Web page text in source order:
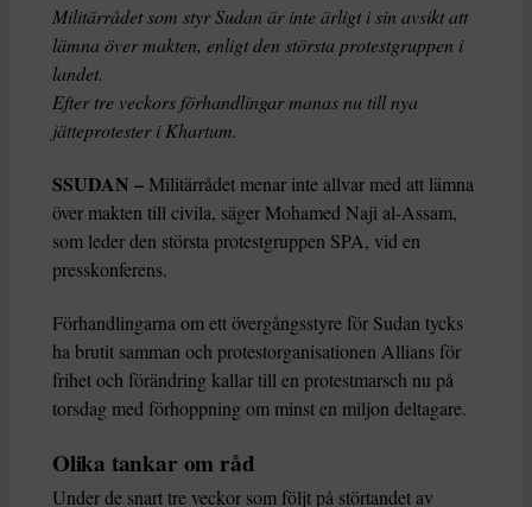
Militärrådet som styr Sudan är inte ärligt i sin avsikt att
lämna över makten, enligt den största protestgruppen i
landet.
Efter tre veckors förhandlingar manas nu till nya
jätteprotester i Khartum.
SSUDAN – Militärrådet menar inte allvar med att lämna
över makten till civila, säger Mohamed Naji al-Assam,
som leder den största protestgruppen SPA, vid en
presskonferens.
Förhandlingarna om ett övergångsstyre för Sudan tycks
ha brutit samman och protestorganisationen Allians för
frihet och förändring kallar till en protestmarsch nu på
torsdag med förhoppning om minst en miljon deltagare.
Olika tankar om råd
Under de snart tre veckor som följt på störtandet av